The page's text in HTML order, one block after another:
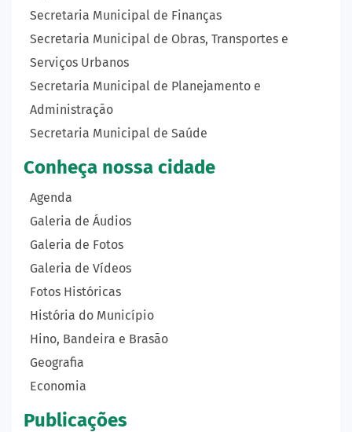
Secretaria Municipal de Finanças
Secretaria Municipal de Obras, Transportes e
Serviços Urbanos
Secretaria Municipal de Planejamento e
Administração
Secretaria Municipal de Saúde
Conheça nossa cidade
Agenda
Galeria de Áudios
Galeria de Fotos
Galeria de Vídeos
Fotos Históricas
História do Município
Hino, Bandeira e Brasão
Geografia
Economia
Publicações